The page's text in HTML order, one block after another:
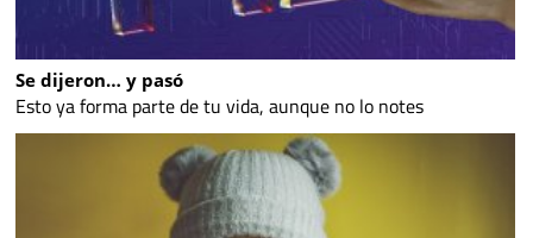
Se dijeron… y pasó
Esto ya forma parte de tu vida, aunque no lo notes